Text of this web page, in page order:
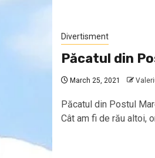
Divertisment
Păcatul din
March 25, 2021
Păcatul din Postul
Cât am fi de rău altoi,